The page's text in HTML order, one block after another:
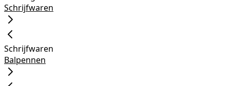
Schrijfwaren
Schrijfwaren
Balpennen